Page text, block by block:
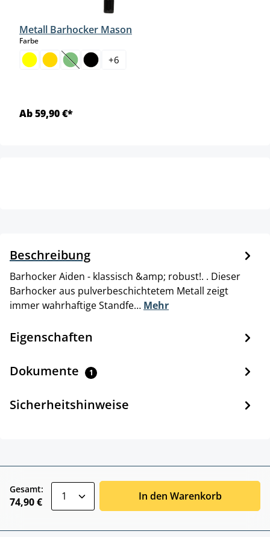
Metall Barhocker Mason
Farbeauswählen
(Diese Option ist zurzeit nicht verfügbar.)
+6
Ab 59,90 €*
Beschreibung
Barhocker Aiden - klassisch &amp; robust!. . Dieser
Barhocker aus pulverbeschichtetem Metall zeigt
immer wahrhaftige Standfe… Mehr
Eigenschaften
Dokumente 1
Sicherheitshinweise
Gesamt:
74,90 € In den Warenkorb